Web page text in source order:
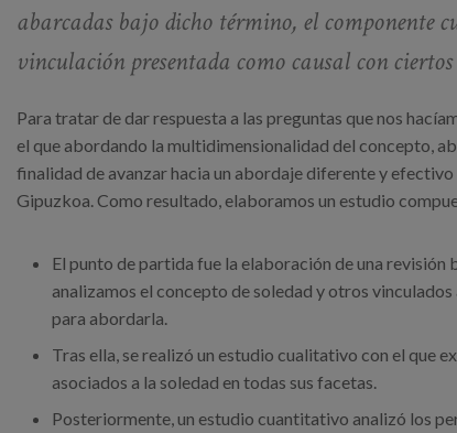
abarcadas bajo dicho término, el componente
vinculación presentada como causal con
Para tratar de dar respuesta a las preguntas que nos
el que abordando la multidimensionalidad del concepto,
finalidad de avanzar hacia un abordaje diferente y
Gipuzkoa. Como resultado, elaboramos un estudio
El punto de partida fue la elaboración de una
analizamos el concepto de soledad y otros
para abordarla.
Tras ella, se realizó un estudio cualitativo con el que
asociados a la soledad en todas sus facetas.
Posteriormente, un estudio cuantitativo analizó los